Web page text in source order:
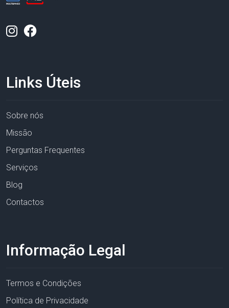
Links Úteis
Sobre nós
Missão
Perguntas Frequentes
Serviços
Blog
Contactos
Informação Legal
Termos e Condições
Política de Privacidade